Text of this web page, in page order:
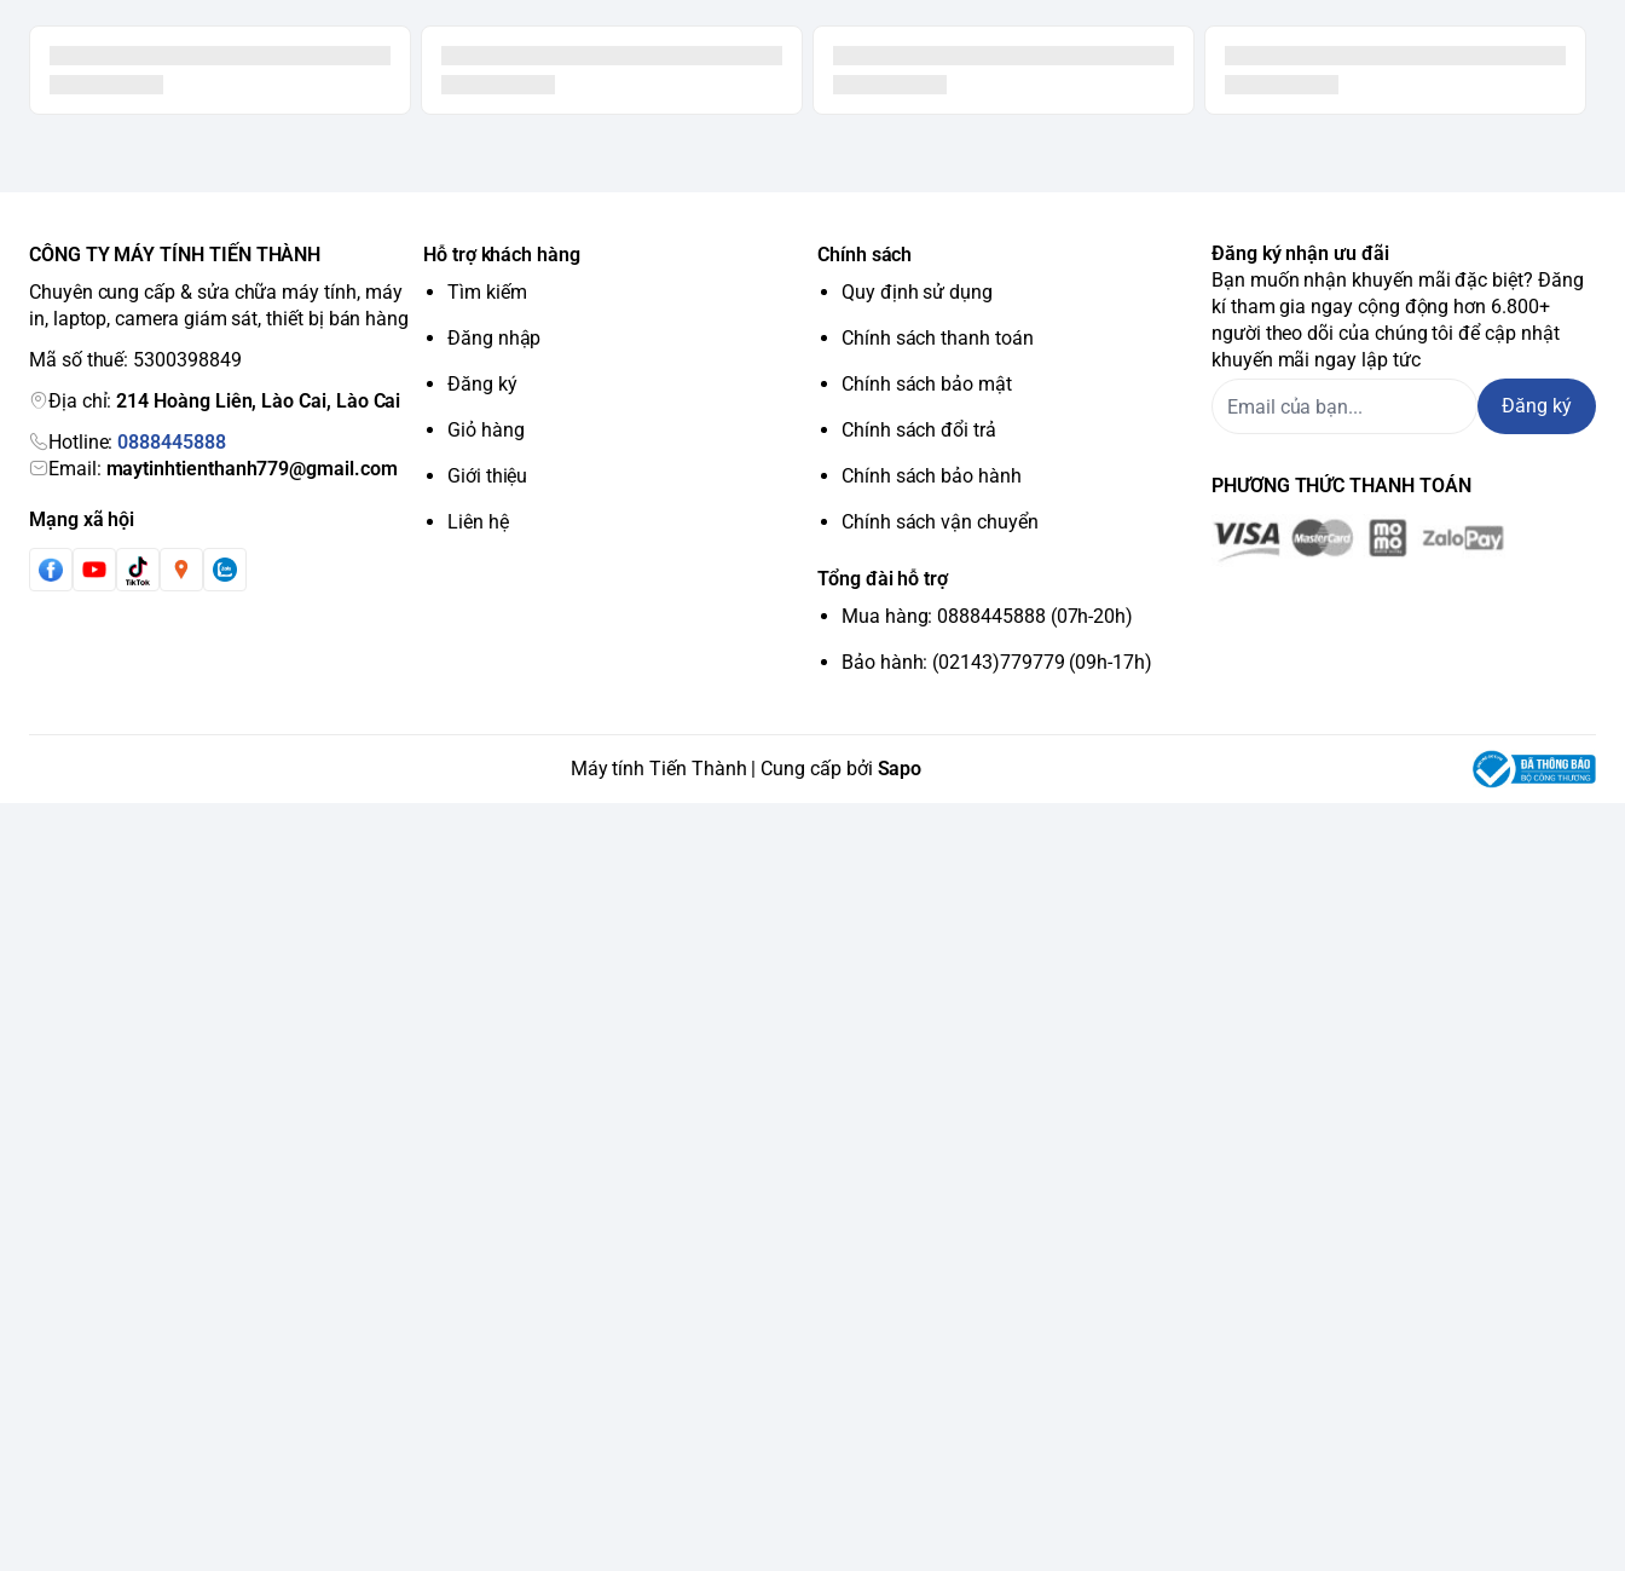
CÔNG TY MÁY TÍNH TIẾN THÀNH
Chuyên cung cấp & sửa chữa máy tính, máy
in, laptop, camera giám sát, thiết bị bán hàng
Mã số thuế: 5300398849
Địa chỉ:214 Hoàng Liên, Lào Cai, Lào Cai
Hotline:0888445888
Email: maytinhtienthanh779@gmail.com
Mạng xã hội
Hỗ trợ khách hàng
Tìm kiếm
Đăng nhập
Đăng ký
Giỏ hàng
Giới thiệu
Liên hệ
Chính sách
Quy định sử dụng
Chính sách thanh toán
Chính sách bảo mật
Chính sách đổi trả
Chính sách bảo hành
Chính sách vận chuyển
Tổng đài hỗ trợ
Mua hàng: 0888445888 (07h-20h)
Bảo hành: (02143)779779 (09h-17h)
Đăng ký nhận ưu đãi
Bạn muốn nhận khuyến mãi đặc biệt? Đăng
kí tham gia ngay cộng động hơn 6.800+
người theo dõi của chúng tôi để cập nhật
khuyến mãi ngay lập tức
Đăng ký
PHƯƠNG THỨC THANH TOÁN
Máy tính Tiến Thành | Cung cấp bởi Sapo